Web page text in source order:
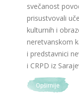
svečanost
prisustvovali
kulturnih i
neretvanskom
i predstavnici
i CRPD iz
Opširnije